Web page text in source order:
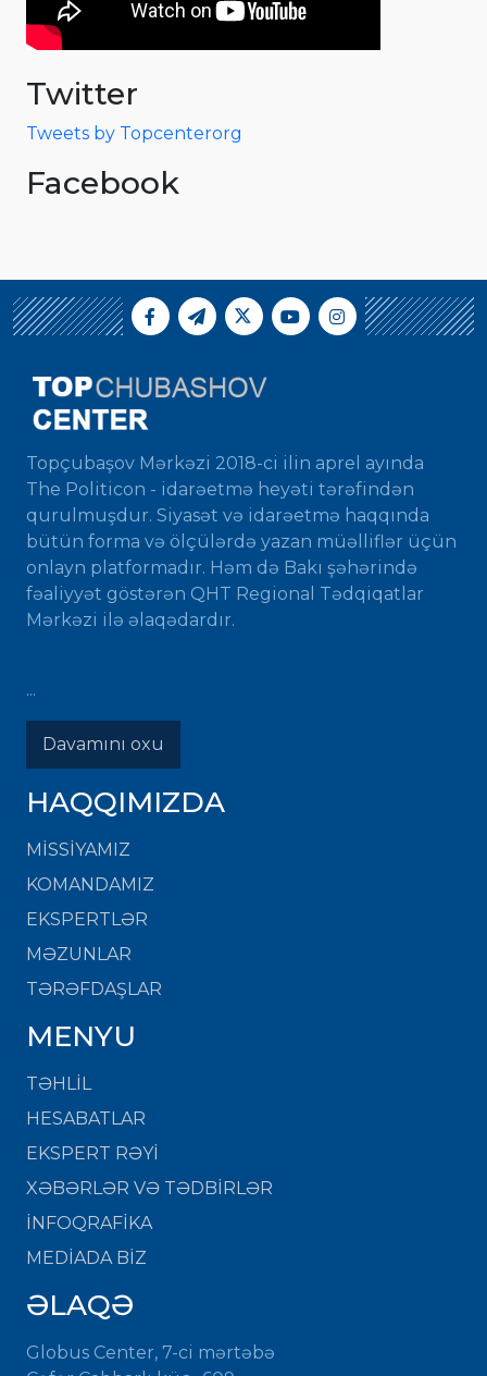
Twitter
Tweets by Topcenterorg
Facebook
Topçubaşov Mərkəzi 2018-ci ilin aprel ayında
The Politicon - idarəetmə heyəti tərəfindən
qurulmuşdur. Siyasət və idarəetmə haqqında
bütün forma və ölçülərdə yazan müəlliflər üçün
onlayn platformadır. Həm də Bakı şəhərində
fəaliyyət göstərən QHT Regional Tədqiqatlar
Mərkəzi ilə əlaqədardır.
...
Davamını oxu
HAQQIMIZDA
MISSIYAMIZ
KOMANDAMIZ
EKSPERTLƏR
MƏZUNLAR
TƏRƏFDAŞLAR
MENYU
TƏHLİL
HESABATLAR
EKSPERT RƏYİ
XƏBƏRLƏR VƏ TƏDBİRLƏR
İNFOQRAFİKA
MEDİADA BİZ
ƏLAQƏ
Globus Center, 7-ci mərtəbə